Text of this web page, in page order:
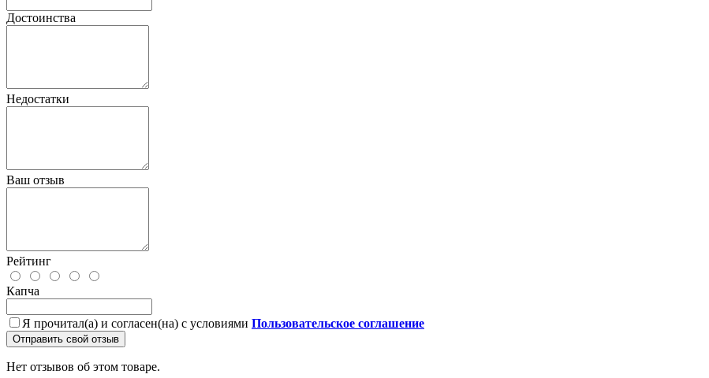
Достоинства
Недостатки
Ваш отзыв
Рейтинг
Капча
Я прочитал(а) и согласен(на) с условиями Пользовательское соглашение
Отправить свой отзыв
Нет отзывов об этом товаре.